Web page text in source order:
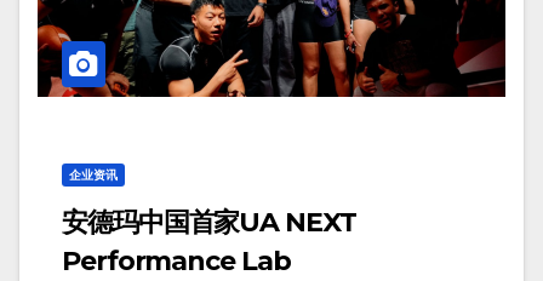
企业资讯
安德玛中国首家UA NEXT
Performance Lab